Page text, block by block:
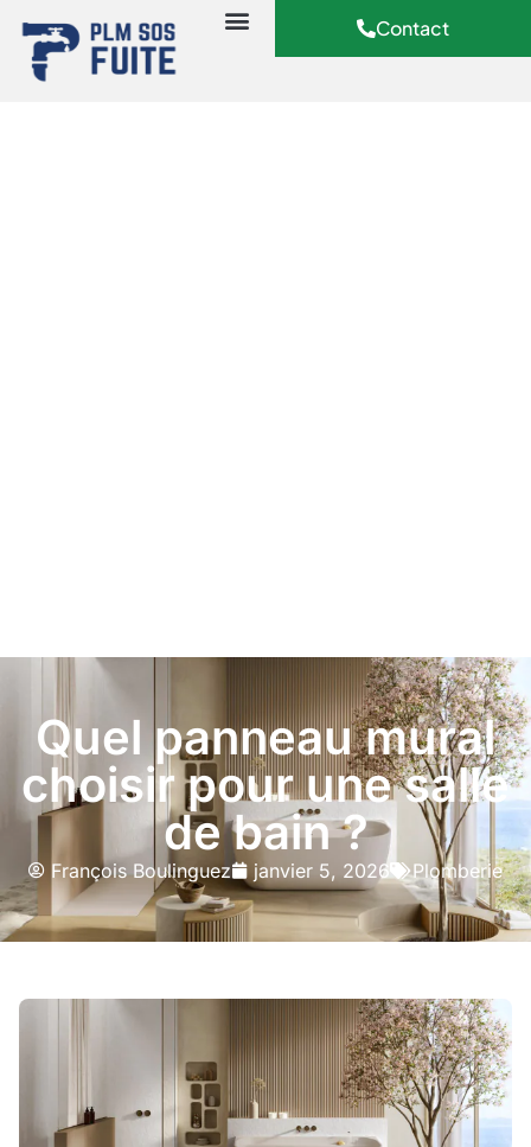
Contact
Quel panneau mural
choisir pour une salle
de bain ?
François Boulinguez janvier 5, 2026 Plomberie